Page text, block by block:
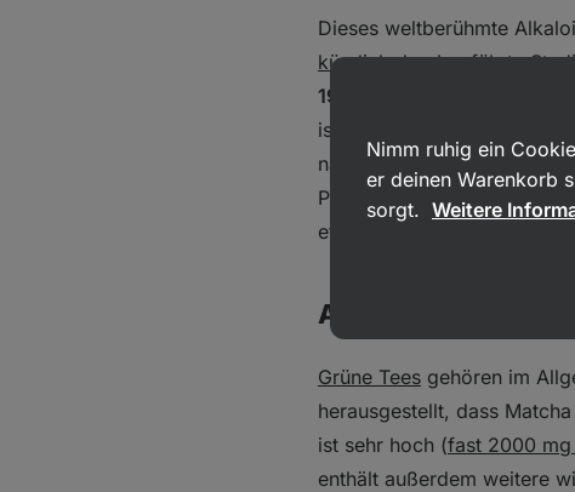
Dieses weltberühmte
kürzlich durchgeführte
19–44 mg Koffein
ist das im
namens Thein gehalten
Portion von weniger als 2
etwas weniger ist als im
Antioxidantien
Grüne Tees gehören im
herausgestellt, dass
ist sehr hoch (fast 2000 mg
enthält außerdem weitere
Nimm ruhig ein
er deinen Warenkorb
sorgt. Weitere